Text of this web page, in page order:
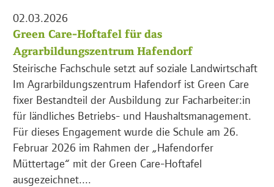
02.03.2026
Green Care-Hoftafel für das
Agrarbildungszentrum Hafendorf
Steirische Fachschule setzt auf soziale Landwirtschaft
Im Agrarbildungszentrum Hafendorf ist Green Care
fixer Bestandteil der Ausbildung zur Facharbeiter:in
für ländliches Betriebs- und Haushaltsmanagement.
Für dieses Engagement wurde die Schule am 26.
Februar 2026 im Rahmen der „Hafendorfer
Müttertage“ mit der Green Care-Hoftafel
ausgezeichnet....